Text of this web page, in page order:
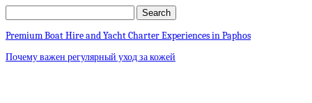
Premium Boat Hire and Yacht Charter Experiences in Paphos
Почему важен регулярный уход за кожей